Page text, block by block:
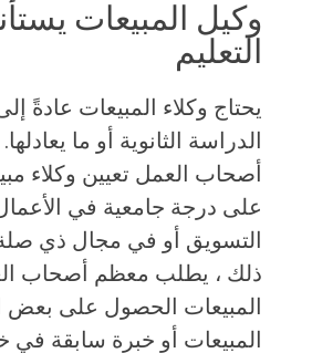
وكيل المبيعات
التعليم
يحتاج وكلاء المبيعات عادةً
الدراسة الثانوية أو ما
أصحاب العمل تعيين وكلاء
على درجة جامعية في الأعمال
التسويق أو في مجال ذي
ذلك ، يطلب معظم أصحاب
المبيعات الحصول على بعض
المبيعات أو خبرة سابقة في